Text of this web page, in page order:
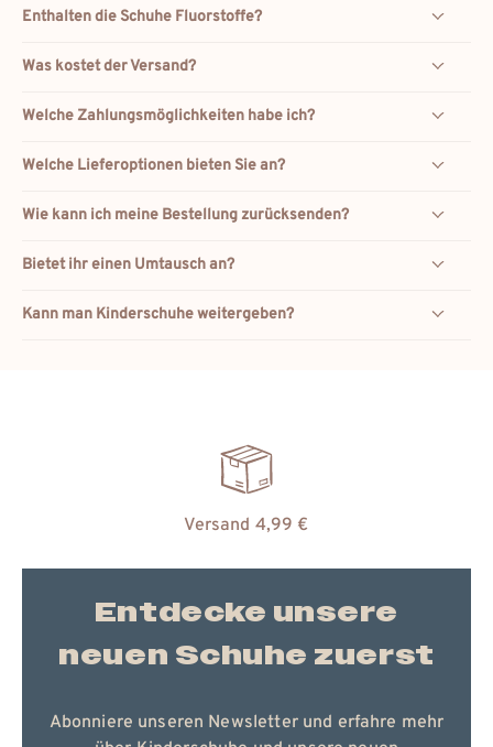
Enthalten die Schuhe Fluorstoffe?
Was kostet der Versand?
Welche Zahlungsmöglichkeiten habe ich?
Welche Lieferoptionen bieten Sie an?
Wie kann ich meine Bestellung zurücksenden?
Bietet ihr einen Umtausch an?
Kann man Kinderschuhe weitergeben?
Versand 4,99 €
Entdecke unsere
neuen Schuhe zuerst
Abonniere unseren Newsletter und erfahre mehr